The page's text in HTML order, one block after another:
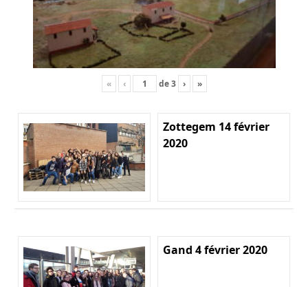
« ‹ de3 › »
Zottegem 14 février
2020
Gand 4 février 2020